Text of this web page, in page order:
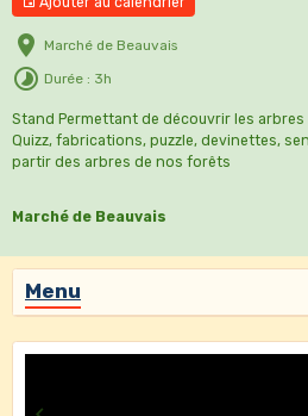
Marché de Beauvais
Durée : 3h
Stand Permettant de découvrir les
Quizz, fabrications, puzzle, devinettes,
partir des arbres de nos forêts
Marché de Beauvais
Menu